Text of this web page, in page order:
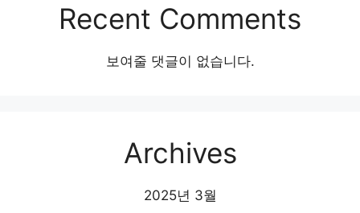
Recent Comments
보여줄 댓글이 없습니다.
Archives
2025년 3월